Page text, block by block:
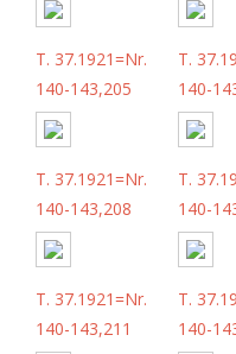
T. 37.1921=Nr.
140-143,205
T.
140-
T. 37.1921=Nr.
140-143,208
T.
140-
T. 37.1921=Nr.
140-143,211
T.
140-